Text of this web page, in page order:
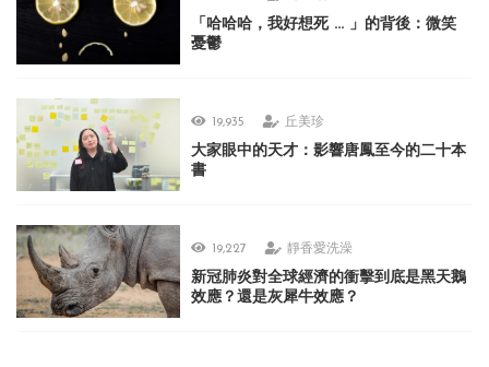
「哈哈哈，我好想死 ... 」的背後：微笑
憂鬱
19,935 丘美珍
大家眼中的天才：影響唐鳳至今的二十本
書
19,227 靜香愛洗澡
新冠肺炎對全球經濟的衝擊到底是黑天鵝
效應？還是灰犀牛效應？